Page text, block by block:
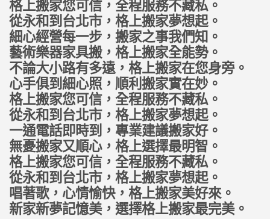
格上搬家您可信，全程服務不藏私。
從永和到台北市，格上搬家夢想起。
細心經營每一步，搬家之事我們知。
藝術樂器家具搬，格上搬家全能勢。
不論大小路有多遠，格上搬家在您身旁。
心手俱到細心照，順利搬家實在妙。
格上搬家您可信，全程服務不藏私。
從永和到台北市，格上搬家夢想起。
一通電話即時到，專業建議搬家好。
無憂搬家又順心，格上選擇最明智。
格上搬家您可信，全程服務不藏私。
從永和到台北市，格上搬家夢想起。
唱著歌，心情愉快，格上搬家美好來。
新家新夢記憶美，選擇格上搬家最完美。